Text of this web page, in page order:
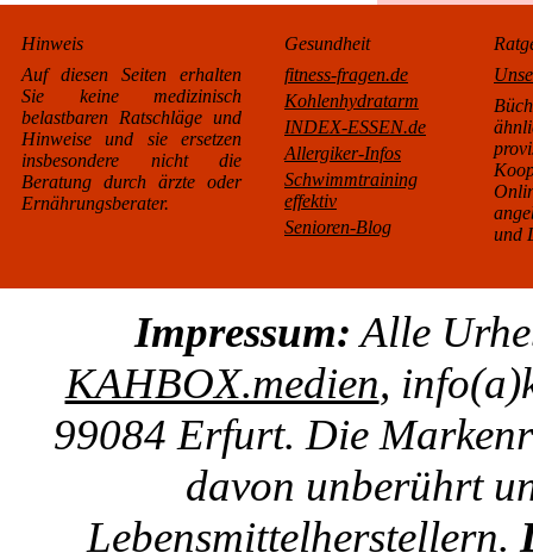
Hinweis
Auf diesen Seiten erhalten
Sie keine medizinisch
belastbaren Ratschläge und
Hinweise und sie ersetzen
insbesondere nicht die
Beratung durch ärzte oder
Ernährungsberater.
Gesundheit
fitness-fragen.de
Kohlenhydratarm
INDEX-ESSEN.de
Allergiker-Infos
Schwimmtraining
effektiv
Senioren-Blog
und
Impressum: Alle
KAHBOX.medien,
99084 Erfurt. Die
davon unberührt
Lebensmittelherstellern.